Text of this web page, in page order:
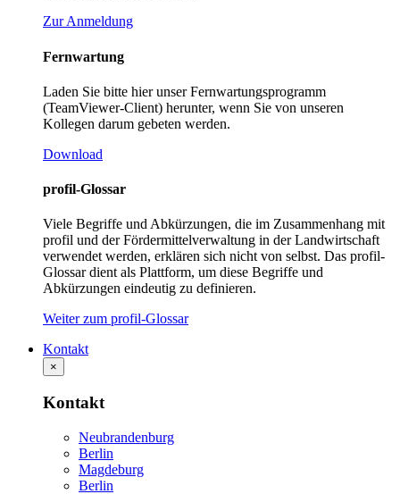
Zur Anmeldung
Fernwartung
Laden Sie bitte hier unser Fernwartungsprogramm
(TeamViewer-Client) herunter, wenn Sie von unseren
Kollegen darum gebeten werden.
Download
profil-Glossar
Viele Begriffe und Abkürzungen, die im Zusammenhang mit
profil und der Fördermittelverwaltung in der Landwirtschaft
verwendet werden, erklären sich nicht von selbst. Das profil-
Glossar dient als Plattform, um diese Begriffe und
Abkürzungen eindeutig zu definieren.
Weiter zum profil-Glossar
Kontakt
×
Kontakt
Neubrandenburg
Berlin
Magdeburg
Berlin